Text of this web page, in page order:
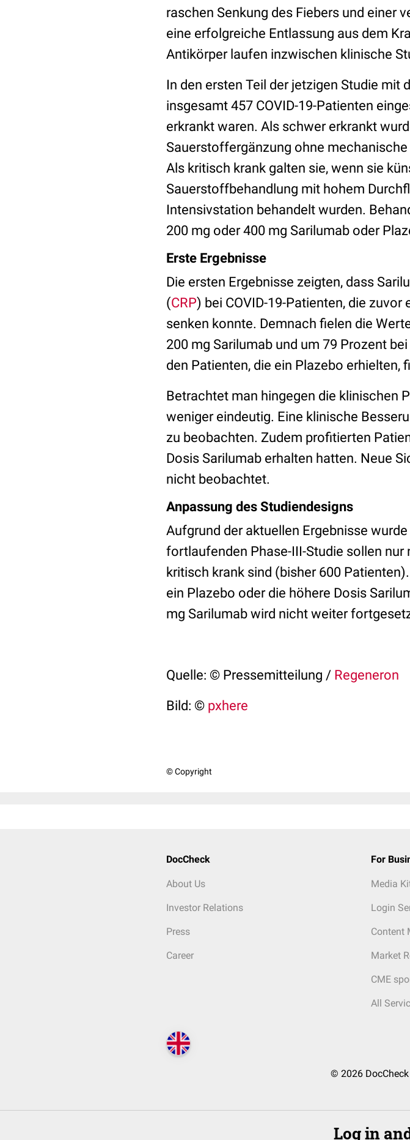
raschen Senkung des Fiebers und einer
eine erfolgreiche Entlassung aus dem
Antikörper laufen inzwischen klinische
In den ersten Teil der jetzigen Studie mit
insgesamt 457 COVID-19-Patienten
erkrankt waren. Als schwer erkrankt
Sauerstoffergänzung ohne
Als kritisch krank galten sie, wenn sie
Sauerstoffbehandlung mit hohem
Intensivstation behandelt wurden.
200 mg oder 400 mg Sarilumab oder
Erste Ergebnisse
Die ersten Ergebnisse zeigten, dass
(CRP) bei COVID-19-Patienten, die
senken konnte. Demnach fielen die
200 mg Sarilumab und um 79 Prozent
den Patienten, die ein Plazebo erhielten,
Betrachtet man hingegen die klinischen
weniger eindeutig. Eine klinische
zu beobachten. Zudem profitierten
Dosis Sarilumab erhalten hatten. Neue
nicht beobachtet.
Anpassung des Studiendesigns
Aufgrund der aktuellen Ergebnisse
fortlaufenden Phase-III-Studie sollen
kritisch krank sind (bisher 600
ein Plazebo oder die höhere Dosis
mg Sarilumab wird nicht weiter
Quelle: © Pressemitteilung / Regeneron
Bild: © pxhere
© Copyright
DocCheck
About Us
Investor Relations
Press
Career
For
Media
Login
Content
Market
CME
All
© 2026
Log in